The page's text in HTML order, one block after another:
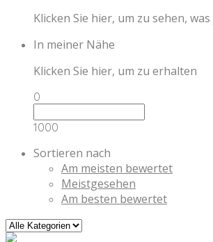
Klicken Sie hier, um zu sehen,
In meiner Nähe
Klicken Sie hier, um zu erhalten
0
1000
Sortieren nach
Am meisten bewertet
Meistgesehen
Am besten bewertet